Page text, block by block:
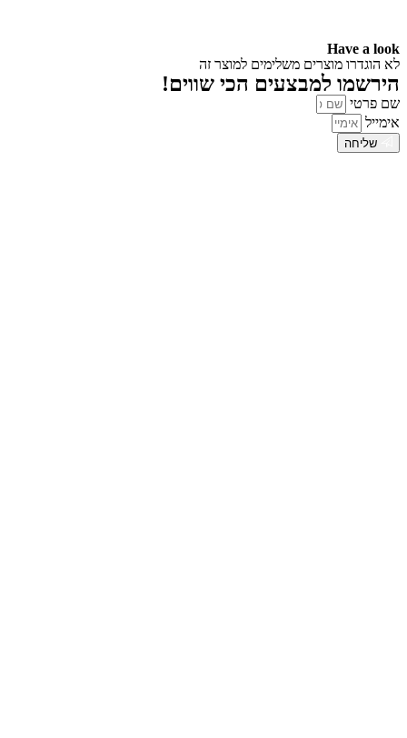
Have a look
לא הוגדרו מוצרים משלימים למוצר זה
הירשמו למבצעים הכי שווים!
שם פרטי
אימייל
שליחה